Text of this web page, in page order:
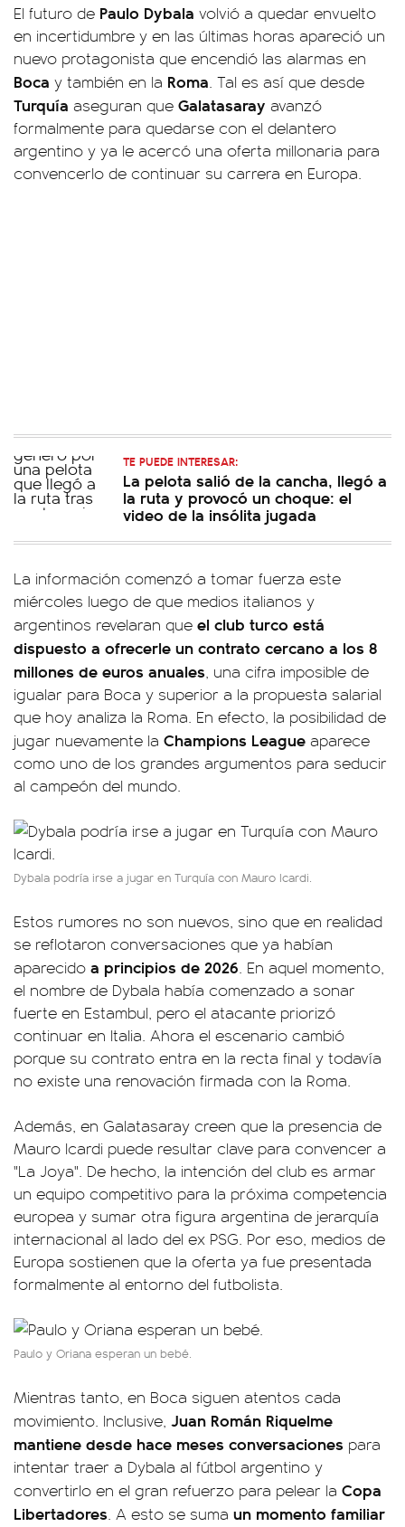
El futuro de Paulo Dybala volvió a quedar envuelto
en incertidumbre y en las últimas horas apareció un
nuevo protagonista que encendió las alarmas en
Boca y también en la Roma. Tal es así que desde
Turquía aseguran que Galatasaray avanzó
formalmente para quedarse con el delantero
argentino y ya le acercó una oferta millonaria para
convencerlo de continuar su carrera en Europa.
TE PUEDE INTERESAR:
La pelota salió de la cancha, llegó a
la ruta y provocó un choque: el
video de la insólita jugada
La información comenzó a tomar fuerza este
miércoles luego de que medios italianos y
argentinos revelaran que el club turco está
dispuesto a ofrecerle un contrato cercano a los 8
millones de euros anuales, una cifra imposible de
igualar para Boca y superior a la propuesta salarial
que hoy analiza la Roma. En efecto, la posibilidad de
jugar nuevamente la Champions League aparece
como uno de los grandes argumentos para seducir
al campeón del mundo.
Dybala podría irse a jugar en Turquía con Mauro Icardi.
Estos rumores no son nuevos, sino que en realidad
se reflotaron conversaciones que ya habían
aparecido a principios de 2026. En aquel momento,
el nombre de Dybala había comenzado a sonar
fuerte en Estambul, pero el atacante priorizó
continuar en Italia. Ahora el escenario cambió
porque su contrato entra en la recta final y todavía
no existe una renovación firmada con la Roma.
Además, en Galatasaray creen que la presencia de
Mauro Icardi puede resultar clave para convencer a
"La Joya". De hecho, la intención del club es armar
un equipo competitivo para la próxima competencia
europea y sumar otra figura argentina de jerarquía
internacional al lado del ex PSG. Por eso, medios de
Europa sostienen que la oferta ya fue presentada
formalmente al entorno del futbolista.
Paulo y Oriana esperan un bebé.
Mientras tanto, en Boca siguen atentos cada
movimiento. Inclusive, Juan Román Riquelme
mantiene desde hace meses conversaciones para
intentar traer a Dybala al fútbol argentino y
convertirlo en el gran refuerzo para pelear la Copa
Libertadores. A esto se suma un momento familiar